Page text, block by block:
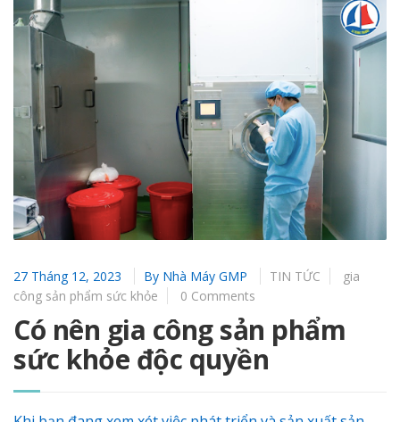
27 Tháng 12, 2023 By Nhà Máy GMP TIN TỨC
gia
công sản phẩm sức khỏe
0 Comments
Có nên gia công sản phẩm
sức khỏe độc quyền